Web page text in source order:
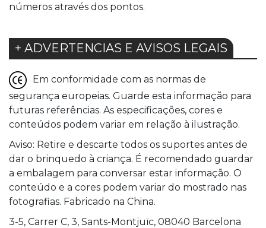
números através dos pontos.
+ ADVERTENCIAS E AVISOS LEGAIS
Em conformidade com as normas de
segurança europeias. Guarde esta informação para
futuras referências. As especificações, cores e
conteúdos podem variar em relação à ilustração.
Aviso: Retire e descarte todos os suportes antes de
dar o brinquedo à criança. É recomendado guardar
a embalagem para conversar estar informação. O
conteúdo e a cores podem variar do mostrado nas
fotografias. Fabricado na China.
3-5, Carrer C, 3, Sants-Montjuïc, 08040 Barcelona